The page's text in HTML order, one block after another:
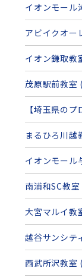
イオンモー
アビイクオー
イオン鎌取教
茂原駅前教室
【埼玉県の
まるひろ川越
イオンモール
南浦和SC教
大宮マルイ教
越谷サンシテ
西武所沢教室